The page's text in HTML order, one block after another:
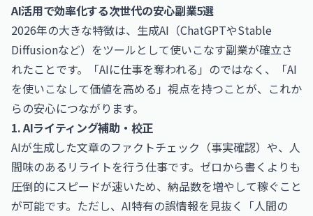
AI活用で効率化する次世代の安心副業5選
2026年の大きな特徴は、生成AI（ChatGPTやStable
Diffusionなど）をツールとして使いこなす副業が確立さ
れたことです。「AIに仕事を奪われる」のではなく、「AI
を使いこなして価値を高める」視点を持つことが、これか
らの安心につながります。
1. AIライティング補助・校正
AIが生成した文章のファクトチェック（事実確認）や、人
間味のあるリライトを行う仕事です。ゼロから書くよりも
圧倒的にスピードが速いため、納品数を増やして稼ぐこと
が可能です。ただし、AI特有の誤情報を見抜く「人間の